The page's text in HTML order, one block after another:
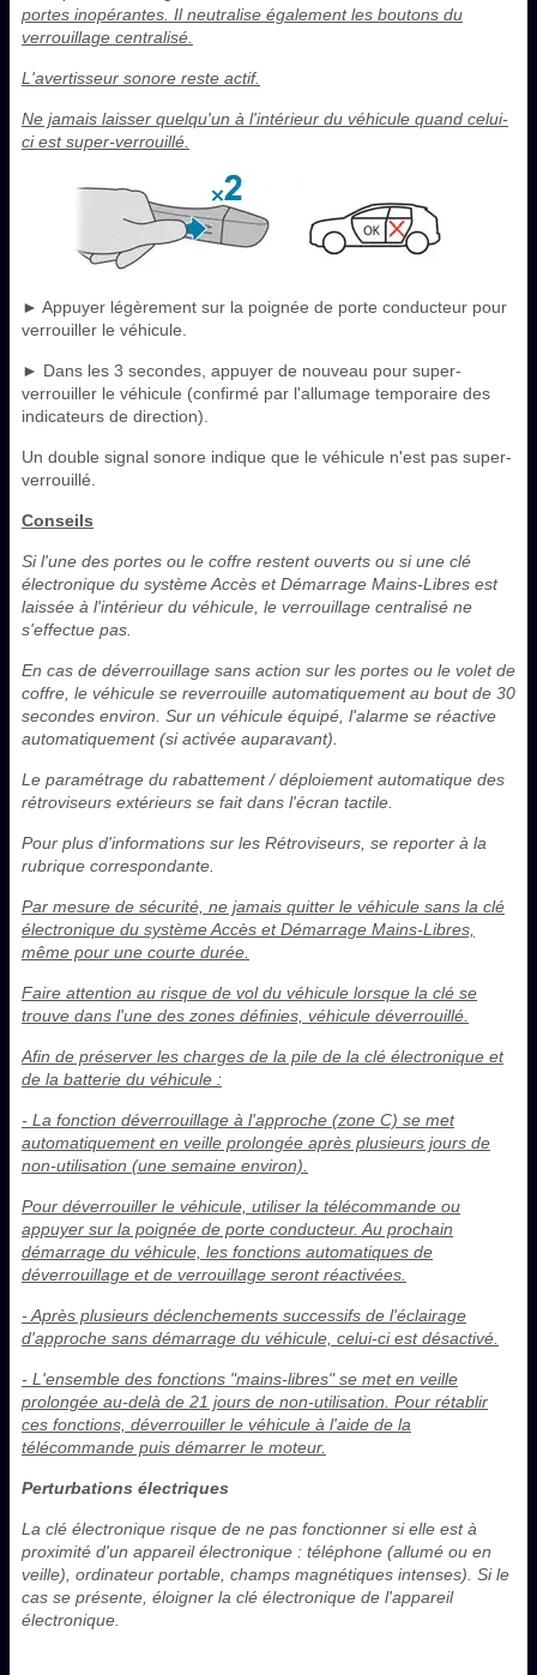
portes inopérantes. Il neutralise également les boutons du
verrouillage centralisé.
L'avertisseur sonore reste actif.
Ne jamais laisser quelqu'un à l'intérieur du véhicule quand celui-
ci est super-verrouillé.
► Appuyer légèrement sur la poignée de porte conducteur pour
verrouiller le véhicule.
► Dans les 3 secondes, appuyer de nouveau pour super-
verrouiller le véhicule (confirmé par l'allumage temporaire des
indicateurs de direction).
Un double signal sonore indique que le véhicule n'est pas super-
verrouillé.
Conseils
Si l'une des portes ou le coffre restent ouverts ou si une clé
électronique du système Accès et Démarrage Mains-Libres est
laissée à l'intérieur du véhicule, le verrouillage centralisé ne
s'effectue pas.
En cas de déverrouillage sans action sur les portes ou le volet de
coffre, le véhicule se reverrouille automatiquement au bout de 30
secondes environ. Sur un véhicule équipé, l'alarme se réactive
automatiquement (si activée auparavant).
Le paramétrage du rabattement / déploiement automatique des
rétroviseurs extérieurs se fait dans l'écran tactile.
Pour plus d'informations sur les Rétroviseurs, se reporter à la
rubrique correspondante.
Par mesure de sécurité, ne jamais quitter le véhicule sans la clé
électronique du système Accès et Démarrage Mains-Libres,
même pour une courte durée.
Faire attention au risque de vol du véhicule lorsque la clé se
trouve dans l'une des zones définies, véhicule déverrouillé.
Afin de préserver les charges de la pile de la clé électronique et
de la batterie du véhicule :
- La fonction déverrouillage à l'approche (zone C) se met
automatiquement en veille prolongée après plusieurs jours de
non-utilisation (une semaine environ).
Pour déverrouiller le véhicule, utiliser la télécommande ou
appuyer sur la poignée de porte conducteur. Au prochain
démarrage du véhicule, les fonctions automatiques de
déverrouillage et de verrouillage seront réactivées.
- Après plusieurs déclenchements successifs de l'éclairage
d'approche sans démarrage du véhicule, celui-ci est désactivé.
- L'ensemble des fonctions "mains-libres" se met en veille
prolongée au-delà de 21 jours de non-utilisation. Pour rétablir
ces fonctions, déverrouiller le véhicule à l'aide de la
télécommande puis démarrer le moteur.
Perturbations électriques
La clé électronique risque de ne pas fonctionner si elle est à
proximité d'un appareil électronique : téléphone (allumé ou en
veille), ordinateur portable, champs magnétiques intenses). Si le
cas se présente, éloigner la clé électronique de l'appareil
électronique.